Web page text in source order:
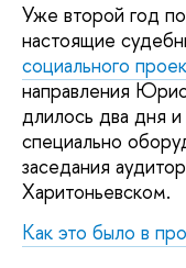
Уже второй год
настоящие
социального
направления
длилось два дня
специально
заседания
Харитоньевском.
Как это было в